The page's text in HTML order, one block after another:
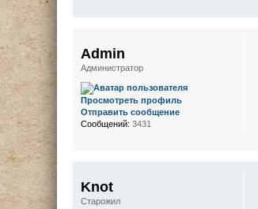
Admin
Администратор
Просмотреть профиль
Отправить сообщение
Сообщений: 3431
Knot
Старожил